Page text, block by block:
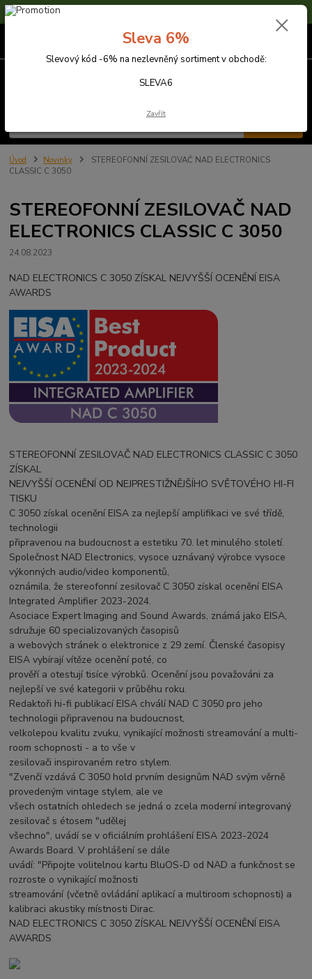
Sleva 6% na nezlevněné zboží s kódem SLEVA6
Úvod Novinky
STEREOFONNÍ ZESILOVAČ NAD ELECTRONICS
CLASSIC C 3050
STEREOFONNÍ ZESILOVAČ NAD
ELECTRONICS CLASSIC C 3050
24.08.2023
NAD ELECTRONICS C 3050 ZÍSKAL NEJVYŠŠÍ OCENĚNÍ EISA
AWARDS
STEREOFONNÍ ZESILOVAČ NAD ELECTRONICS CLASSIC C 3050
ZÍSKAL
NEJVYŠŠÍ OCENĚNÍ OD NEJPRESTIŽNĚJŠÍHO SVĚTOVÉHO HI-FI
TISKU
C 3050 získal ocenění EISA za nejlepší amplifikaci ve své třídě,
technologii
připravenou na budoucnost a estetiku 70. let minulého století.
Společnost NAD Electronics, vysoce uznávaný výrobce vysoce
výkonných audio/video komponentů,
oznámila, že stereofonní zesilovač C 3050 získal ocenění EISA
Integrated Amplifier 2023-2024.
Asociace Expert Imaging and Sound Awards, známá jako EISA,
sdružuje 60 specializovaných časopisů
a webových stránek o elektronice z 29 zemí. Členské časopisy
EISA vybírají vítěze ocenění poté, co
prověří a otestují tisíce výrobků. Ocenění jsou považováni za
nejlepší ve své kategorii v průběhu roku.
Redaktoři hi-fi publikací EISA chválí NAD C 3050 pro jeho
technologii připravenou na budoucnost,
velkolepou kvalitu zvuku, vynikající možnosti streamování a multi-
room schopnosti - a to vše v
zesilovači inspirovaném retro stylem.
"Zvenčí vzdává C 3050 hold prvním designům NAD svým věrně
provedeným vintage stylem, ale ve
všech ostatních ohledech se jedná o zcela moderní integrovaný
zesilovač s étosem "udělej
všechno", uvádí se v oficiálním prohlášení EISA 2023-2024
Awards Board. V prohlášení se dále
uvádí: "Připojte volitelnou kartu BluOS-D od NAD a funkčnost se
rozroste o vynikající možnosti
streamování (včetně ovládání aplikací a multiroom schopnosti) a
kalibraci akustiky místnosti Dirac.
NAD ELECTRONICS C 3050 ZÍSKAL NEJVYŠŠÍ OCENĚNÍ EISA
AWARDS
Sleva 6%
Slevový kód -6% na nezlevněný sortiment v obchodě:
SLEVA6
Zavřít